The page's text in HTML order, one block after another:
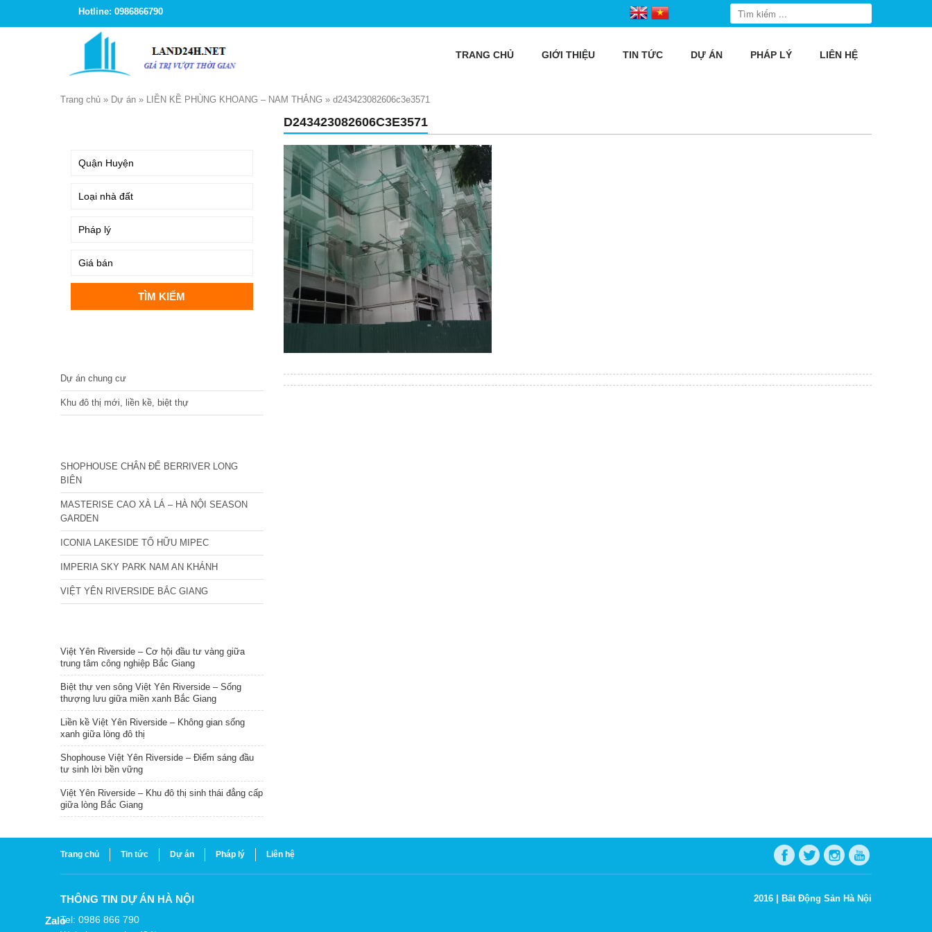
Hotline: 0986866790
TRANG CHỦ GIỚI THIỆU TIN TỨC DỰ ÁN PHÁP LÝ LIÊN HỆ
Trang chủ » Dự án » LIỀN KỀ PHÙNG KHOANG – NAM THẮNG » d243423082606c3e3571
D243423082606C3E3571
Dự án chung cư
Khu đô thị mới, liền kề, biệt thự
SHOPHOUSE CHÂN ĐẾ BERRIVER LONG
BIÊN
MASTERISE CAO XÀ LÁ – HÀ NỘI SEASON
GARDEN
ICONIA LAKESIDE TỐ HỮU MIPEC
IMPERIA SKY PARK NAM AN KHÁNH
VIỆT YÊN RIVERSIDE BẮC GIANG
Việt Yên Riverside – Cơ hội đầu tư vàng giữa
trung tâm công nghiệp Bắc Giang
Biệt thự ven sông Việt Yên Riverside – Sống
thượng lưu giữa miền xanh Bắc Giang
Liền kề Việt Yên Riverside – Không gian sống
xanh giữa lòng đô thị
Shophouse Việt Yên Riverside – Điểm sáng đầu
tư sinh lời bền vững
Việt Yên Riverside – Khu đô thị sinh thái đẳng cấp
giữa lòng Bắc Giang
Trang chủ Tin tức Dự án Pháp lý Liên hệ
THÔNG TIN DỰ ÁN HÀ NỘI
Tel: 0986 866 790
2016 | Bất Động Sản Hà Nội
Zalo